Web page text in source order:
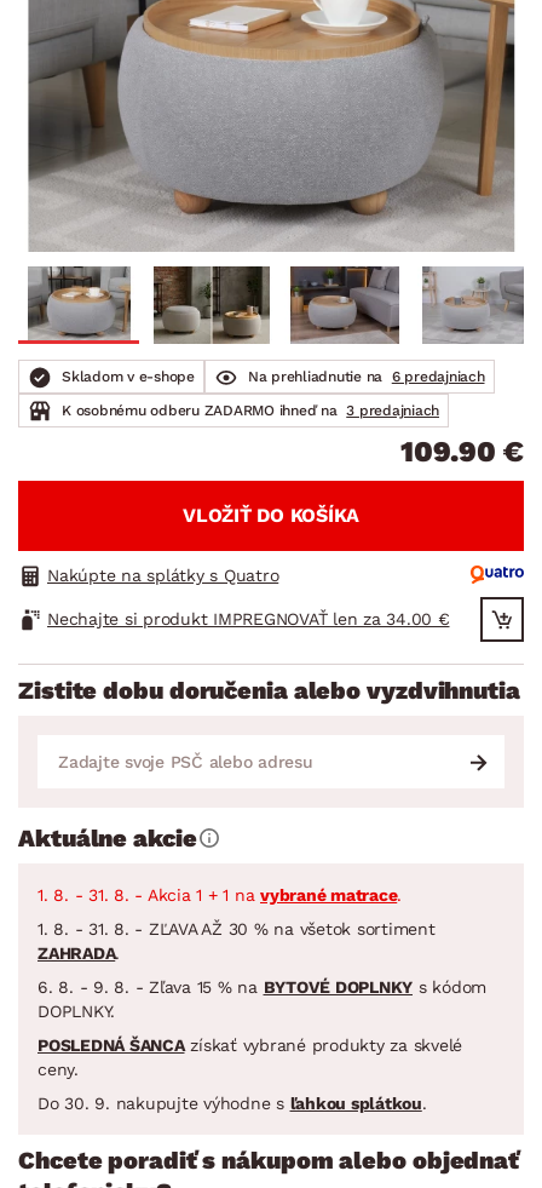
Skladom v e-shope Na prehliadnutie na
6 predajniach
K osobnému odberu ZADARMO ihneď na 3 predajniach
109.90 €
VLOŽIŤ DO KOŠÍKA
Nakúpte na splátky s Quatro
Nechajte si produkt IMPREGNOVAŤ len za 34.00 €
Zistite dobu doručenia alebo vyzdvihnutia
Aktuálne akcie
1. 8. - 31. 8. - Akcia 1 + 1 na vybrané matrace.
1. 8. - 31. 8. - ZĽAVA AŽ 30 % na všetok sortiment
ZAHRADA.
6. 8. - 9. 8. - Zľava 15 % na BYTOVÉ DOPLNKY s kódom
DOPLNKY.
POSLEDNÁ ŠANCAzískať vybrané produkty za skvelé
ceny.
Do 30. 9. nakupujte výhodne s ľahkou splátkou.
Chcete poradiť s nákupom alebo objednať